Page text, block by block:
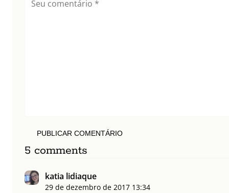
PUBLICAR COMENTÁRIO
5 comments
katia lidiaque
29 de dezembro de 2017 13:34